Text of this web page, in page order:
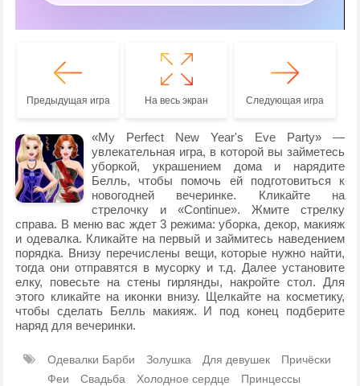
Предыдущая игра На весь экран Следующая игра
«My Perfect New Year's Eve Party» —
увлекательная игра, в которой вы займетесь
уборкой, украшением дома и нарядите
Белль, чтобы помочь ей подготовиться к
новогодней вечеринке. Кликайте на
стрелочку и «Continue». Жмите стрелку
справа. В меню вас ждет 3 режима: уборка, декор, макияж
и одевалка. Кликайте на первый и займитесь наведением
порядка. Внизу перечислены вещи, которые нужно найти,
тогда они отправятся в мусорку и т.д. Далее установите
елку, повесьте на стены гирлянды, накройте стол. Для
этого кликайте на иконки внизу. Щелкайте на косметику,
чтобы сделать Белль макияж. И под конец подберите
наряд для вечеринки.
Одевалки Барби Золушка Для девушек
Причёски
Феи
Свадьба Холодное сердце
Принцессы